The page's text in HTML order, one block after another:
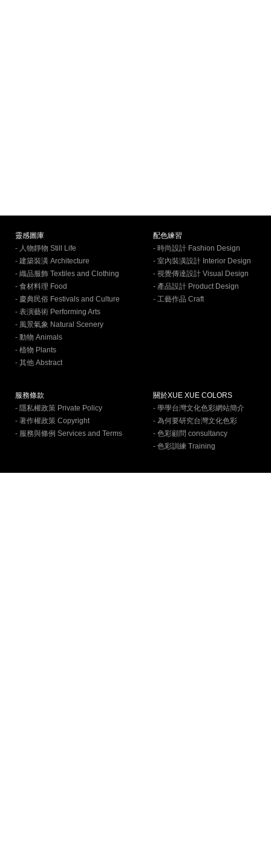
靈感圖庫
- 人物靜物 Still Life
- 建築裝潢 Architecture
- 織品服飾 Textiles and Clothing
- 食材料理 Food
- 慶典民俗 Festivals and Culture
- 表演藝術 Performing Arts
- 風景氣象 Natural Scenery
- 動物 Animals
- 植物 Plants
- 其他 Abstract
配色練習
- 時尚設計 Fashion Design
- 室內裝潢設計 Interior Design
- 視覺傳達設計 Visual Design
- 產品設計 Product Design
- 工藝作品 Craft
服務條款
- 隱私權政策 Private Policy
- 著作權政策 Copyright
- 服務與條例 Services and Terms
關於XUE XUE COLORS
- 學學台灣文化色彩網站簡介
- 為何要研究台灣文化色彩
- 色彩顧問 consultancy
- 色彩訓練 Training